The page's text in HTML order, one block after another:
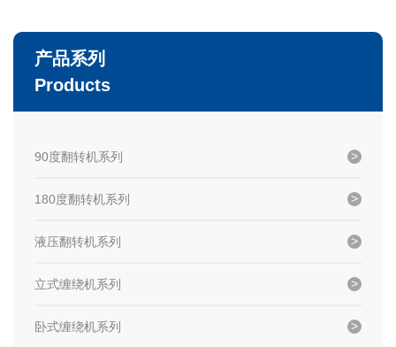
产品系列
Products
90度翻转机系列
180度翻转机系列
液压翻转机系列
立式缠绕机系列
卧式缠绕机系列